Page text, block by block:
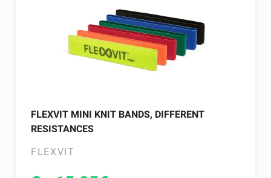
FLEXVIT MINI KNIT BANDS, DIFFERENT
RESISTANCES
FLEXVIT